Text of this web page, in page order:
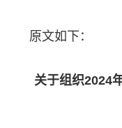
原文如下：
关于组织2024